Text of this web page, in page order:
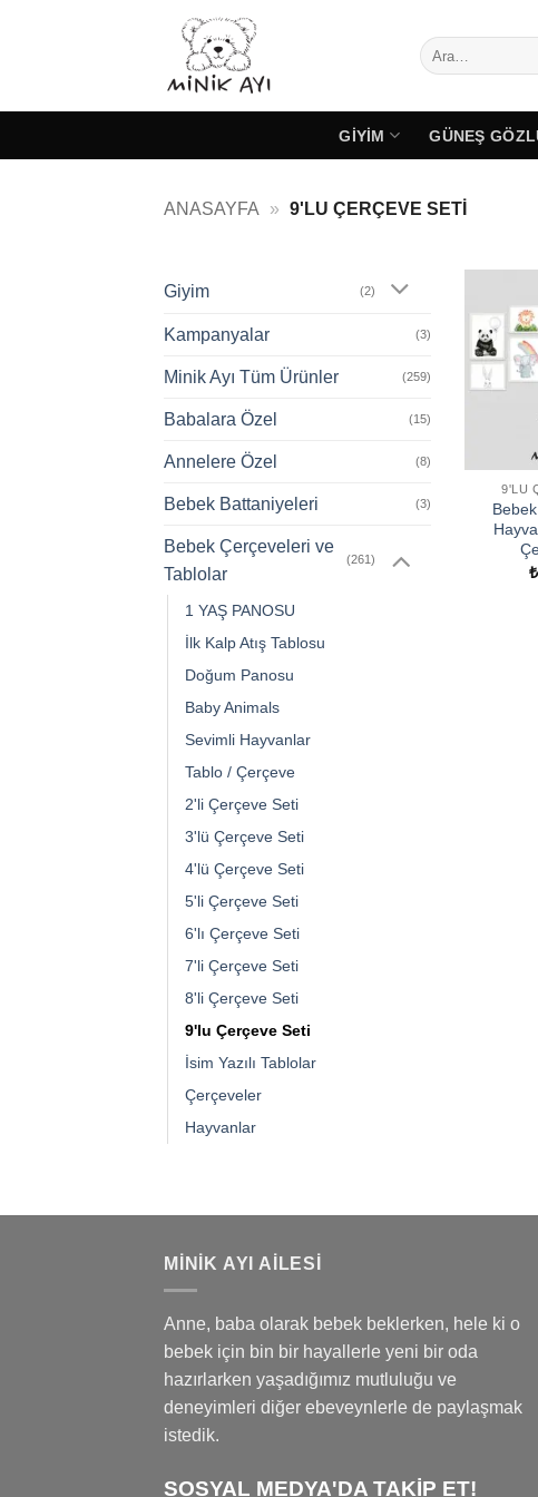
Ara:
GIYIM GÜNEŞ
ANASAYFA » 9'LU ÇERÇEVE SETI
Giyim (2)
Kampanyalar (3)
Minik Ayı Tüm Ürünler (259)
Babalara Özel (15)
Annelere Özel (8)
Bebek Battaniyeleri (3)
Bebek Çerçeveleri ve
Tablolar
(261)
1 YAŞ PANOSU
İlk Kalp Atış Tablosu
Doğum Panosu
Baby Animals
Sevimli Hayvanlar
Tablo / Çerçeve
2'li Çerçeve Seti
3'lü Çerçeve Seti
4'lü Çerçeve Seti
5'li Çerçeve Seti
6'lı Çerçeve Seti
7'li Çerçeve Seti
8'li Çerçeve Seti
9'lu Çerçeve Seti
İsim Yazılı Tablolar
Çerçeveler
Hayvanlar
9'LU
₺
MINIK AYI AILESI
Anne, baba olarak bebek beklerken, hele ki o
bebek için bin bir hayallerle yeni bir oda
hazırlarken yaşadığımız mutluluğu ve
deneyimleri diğer ebeveynlerle de paylaşmak
istedik.
SOSYAL MEDYA'DA TAKİP ET!